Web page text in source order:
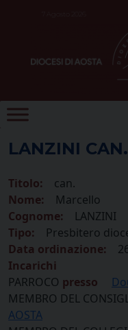
LANZINI
Titolo:
can.
Nome:
Marcello
Cognome:
LANZINI
Tipo:
Presbitero
Data ordinazione:
Incarichi
PARROCO presso
MEMBRO DEL
AOSTA